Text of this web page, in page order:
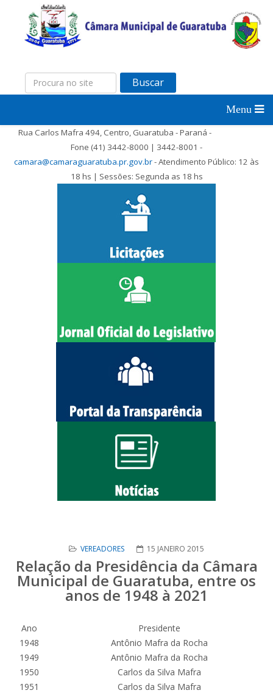
Buscar
Rua Carlos Mafra 494, Centro, Guaratuba - Paraná -
Fone (41) 3442-8000 | 3442-8001 -
camara@camaraguaratuba.pr.gov.br- Atendimento Público: 12 às
18 hs | Sessões: Segunda as 18 hs
VEREADORES 15 JANEIRO 2015
Relação da Presidência da Câmara
Municipal de Guaratuba, entre os
anos de 1948 à 2021
Ano
Presidente
1948
Antônio Mafra da Rocha
1949
Antônio Mafra da Rocha
1950
Carlos da Silva Mafra
1951
Carlos da Silva Mafra